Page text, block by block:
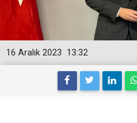
13:32
16 Aralık 2023